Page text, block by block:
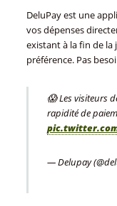
DeluPay est une
vos dépenses
existant à la fin de
préférence. Pas
😱 Les visiteurs
rapidité de
— Delupay